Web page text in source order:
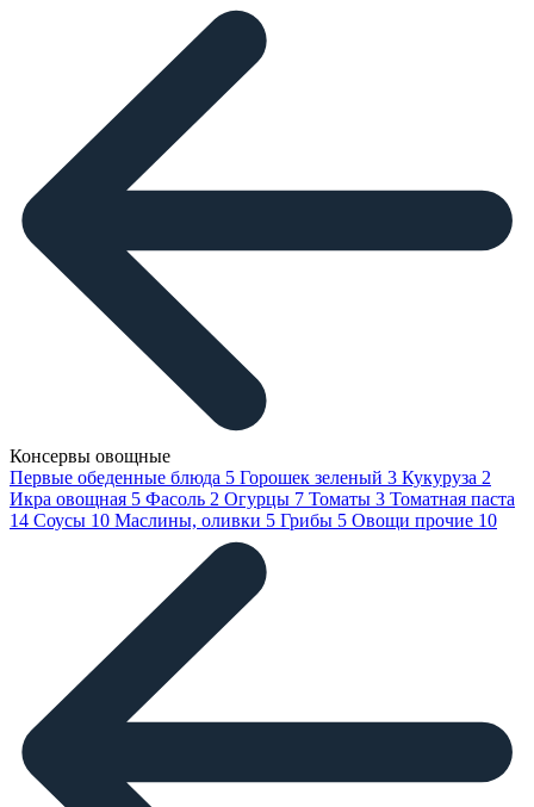
Консервы овощные
Первые обеденные блюда 5 Горошек зеленый 3 Кукуруза 2
Икра овощная 5 Фасоль 2 Огурцы 7 Томаты 3 Томатная паста
14 Соусы 10 Маслины, оливки 5 Грибы 5 Овощи прочие 10